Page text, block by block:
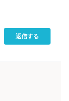
返信する